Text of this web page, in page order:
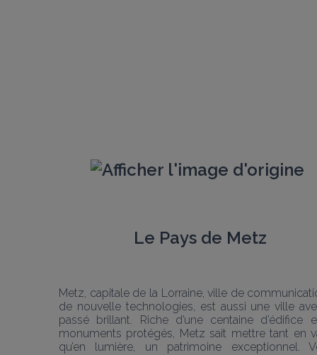
Le Pays de Metz
Metz, capitale de la Lorraine, ville de
de nouvelle technologies, est aussi une ville
passé brillant. Riche d’une centaine d’édifice
monuments protégés, Metz sait mettre tant en
qu’en lumière, un patrimoine exceptionnel.